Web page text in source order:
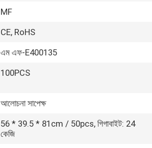
MF
CE, RoHS
এম এফ-E400135
100PCS
আলোচনা সাপেক্ষ
56 * 39.5 * 81cm / 50pcs, গিগাবাইট: 24
কেজি